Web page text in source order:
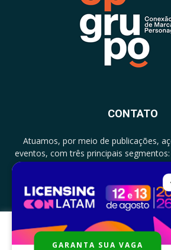
CONTATO
Atuamos, por meio de publicações,
eventos, com três principais
licenciamento e zero a três com a
documentar, proporcionar encontro de
parcerias.
CONTATO: +5511994513097 -
SIGA-NOS
Para melhor experiência e navegação,
GARANTA SUA VAGA